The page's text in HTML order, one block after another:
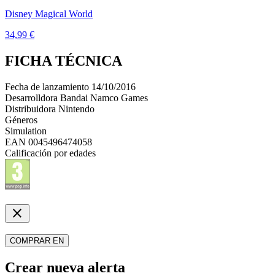
Disney Magical World
34,99 €
FICHA TÉCNICA
Fecha de lanzamiento 14/10/2016
Desarrolldora Bandai Namco Games
Distribuidora Nintendo
Géneros
Simulation
EAN 0045496474058
Calificación por edades
close
COMPRAR EN
Crear nueva alerta